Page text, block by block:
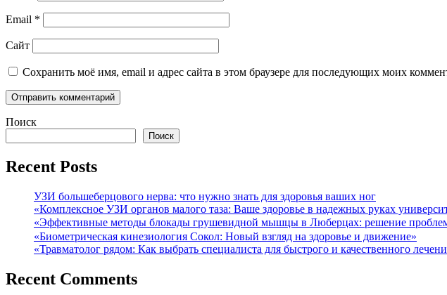
Email *
Сайт
Сохранить моё имя, email и адрес сайта в этом браузере для последующих моих
Поиск
Поиск
Recent Posts
УЗИ большеберцового нерва: что нужно знать для здоровья ваших ног
«Комплексное УЗИ органов малого таза: Ваше здоровье в надежных руках
«Эффективные методы блокады грушевидной мышцы в Люберцах: решение
«Биометрическая кинезиология Сокол: Новый взгляд на здоровье и движение»
«Травматолог рядом: Как выбрать специалиста для быстрого и качественного
Recent Comments